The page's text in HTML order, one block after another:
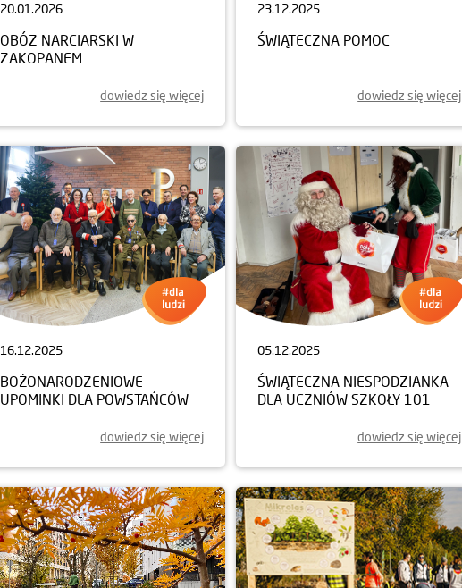
20.01.2026
OBÓZ NARCIARSKI W
ZAKOPANEM
dowiedz się więcej
23.12.2025
ŚWIĄTECZNA POMOC
dowiedz się więcej
16.12.2025
BOŻONARODZENIOWE
UPOMINKI DLA POWSTAŃCÓW
dowiedz się więcej
05.12.2025
ŚWIĄTECZNA NIESPODZIANKA
DLA UCZNIÓW SZKOŁY 101
dowiedz się więcej